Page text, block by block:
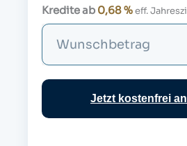
Kredite ab 0,68 %eff.
S
c
h
Jetzt kostenfrei